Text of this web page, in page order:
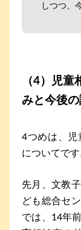
しつつ、
（4）児童
みと今後
4つめは、児
についてです
先月、文教
ども総合セ
では、14年